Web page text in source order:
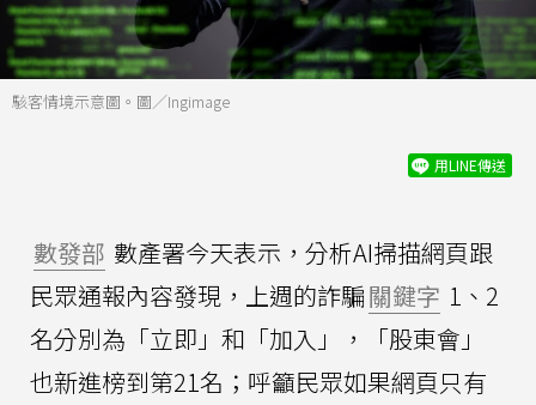
駭客情境示意圖。圖／Ingimage
用LINE傳送
數發部 數產署今天表示，分析AI掃描網頁跟
民眾通報內容發現，上週的詐騙關鍵字 1、2
名分別為「立即」和「加入」，「股東會」
也新進榜到第21名；呼籲民眾如果網頁只有